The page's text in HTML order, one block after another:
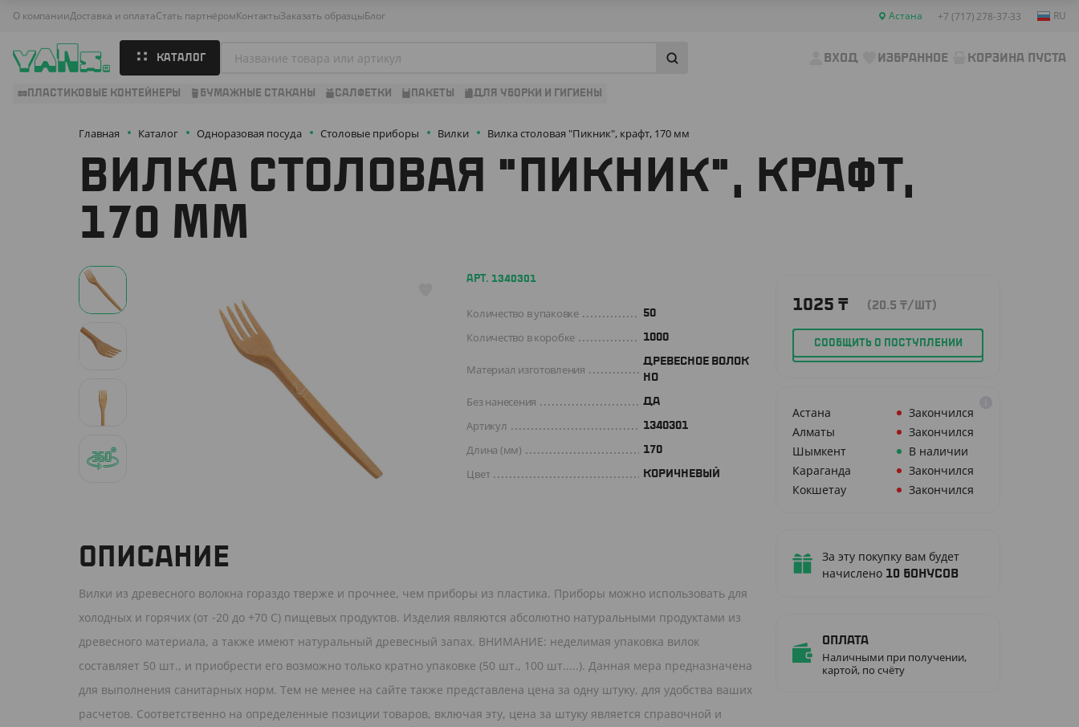
О компанииДоставка и оплатаСтать партнёромКонтактыЗаказать образцыБлог Астана +7 (717) 278-37-33 RU
КАТАЛОГ ВХОД ИЗБРАННОЕ КОРЗИНА ПУСТА
ПЛАСТИКОВЫЕ КОНТЕЙНЕРЫ БУМАЖНЫЕ СТАКАНЫ САЛФЕТКИ ПАКЕТЫ ДЛЯ УБОРКИ И ГИГИЕНЫ
Главная Каталог Одноразовая посуда Столовые приборы Вилки Вилка столовая "Пикник", крафт, 170 мм
ВИЛКА СТОЛОВАЯ "ПИКНИК", КРАФТ,
170 ММ
1025 ₸ (20.5 ₸/ШТ)
СООБЩИТЬ О ПОСТУПЛЕНИИ
Астана
Закончился
Алматы
Закончился
Шымкент
В наличии
Караганда
Закончился
Кокшетау
Закончился
За эту покупку вам будет
начислено 10 бонусов
Оплата
Наличными при получении,
картой, по счёту
АРТ. 1340301
Количество в упаковке 50
Количество в коробке 1000
Материал изготовления
ДРЕВЕСНОЕ ВОЛОК
НО
Без нанесения ДА
Артикул 1340301
Длина (мм) 170
Цвет КОРИЧНЕВЫЙ
ОПИСАНИЕ
Вилки из древесного волокна гораздо тверже и прочнее, чем приборы из пластика. Приборы можно использовать для
холодных и горячих (от -20 до +70 С) пищевых продуктов. Изделия являются абсолютно натуральными продуктами из
древесного материала, а также имеют натуральный древесный запах. ВНИМАНИЕ: неделимая упаковка вилок
составляет 50 шт., и приобрести его возможно только кратно упаковке (50 шт., 100 шт.....). Данная мера предназначена
для выполнения санитарных норм. Тем не менее на сайте также представлена цена за одну штуку, для удобства ваших
расчетов. Соответственно на определенные позиции товаров, включая эту, цена за штуку является справочной и